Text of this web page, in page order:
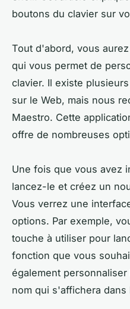
boutons du clavier sur
Tout d'abord, vous
qui vous permet de
clavier. Il existe
sur le Web, mais nous
Maestro. Cette
offre de nombreuses
Une fois que vous avez
lancez-le et créez un
Vous verrez une
options. Par exemple,
touche à utiliser pour
fonction que vous
également
nom qui s'affichera